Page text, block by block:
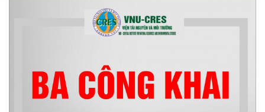
Thông báo về việc họp Tiểu
năm 2026